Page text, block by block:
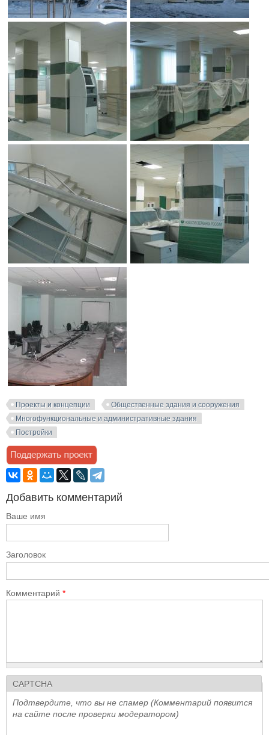
Проекты и концепции
Общественные здания и сооружения
Многофункциональные и административные здания
Постройки
Добавить комментарий
Ваше имя
Заголовок
Комментарий *
CAPTCHA
Подтвердите, что вы не спамер (Комментарий появится
на сайте после проверки модератором)